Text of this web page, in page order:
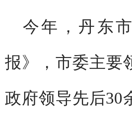
今年，丹东
报》，市委主要
政府领导先后30